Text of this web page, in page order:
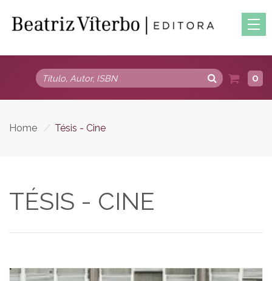
0
Home / Tésis - Cine
TÉSIS - CINE